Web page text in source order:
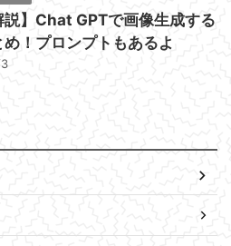
説】Chat GPTで画像生成する
！プロンプトもあるよ